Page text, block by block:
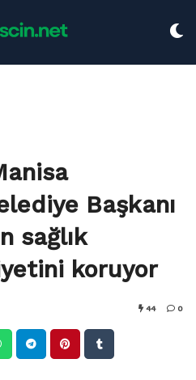
Başkanı
sağlık
koruyor
44 0